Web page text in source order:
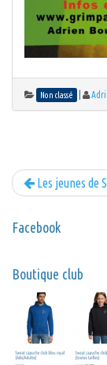
Non classé
Les jeunes de
Facebook
Boutique club